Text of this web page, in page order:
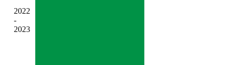
2022
-
2023